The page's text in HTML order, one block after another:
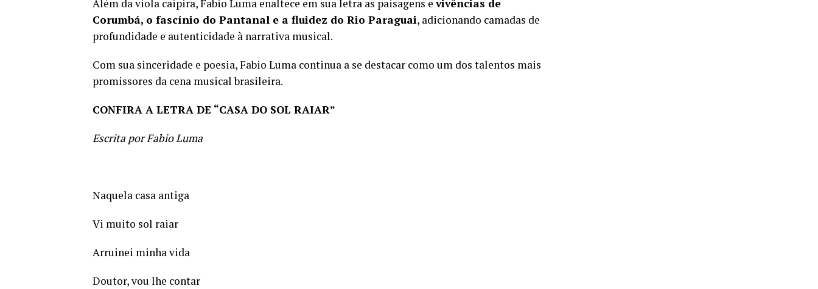
Além da viola caipira, Fabio Luma enaltece em sua letra as paisagens evivências de
Corumbá, o fascínio do Pantanal e a fluidez do Rio Paraguai, adicionando camadas de
profundidade e autenticidade à narrativa musical.
Com sua sinceridade e poesia, Fabio Luma continua a se destacar como um dos talentos mais
promissores da cena musical brasileira.
CONFIRA A LETRA DE “CASA DO SOL RAIAR”
Escrita por Fabio Luma
Naquela casa antiga
Vi muito sol raiar
Arruinei minha vida
Doutor, vou lhe contar